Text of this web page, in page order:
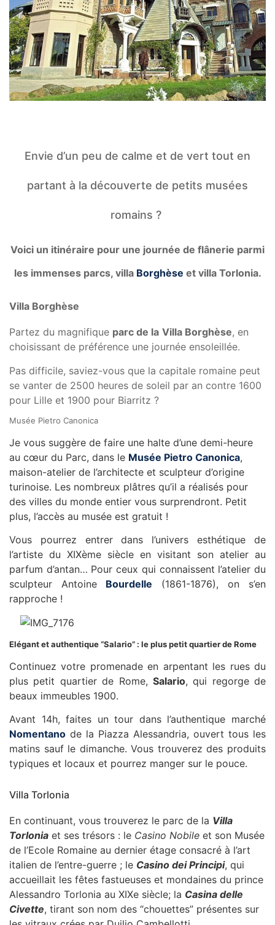
Envie d’un peu de calme et de vert tout en
partant à la découverte de petits musées
romains ?
Voici un itinéraire pour une journée de flânerie parmi
les immenses parcs, villaBorghèse et villa Torlonia.
Villa Borghèse
Partez du magnifique parc de la Villa Borghèse, en
choisissant de préférence une journée ensoleillée.
Pas difficile, saviez-vous que la capitale romaine peut
se vanter de 2500 heures de soleil par an contre 1600
pour Lille et 1900 pour Biarritz ?
Musée Pietro Canonica
Je vous suggère de faire une halte d’une demi-heure
au cœur du Parc, dans le Musée Pietro Canonica,
maison-atelier de l’architecte et sculpteur d’origine
turinoise. Les nombreux plâtres qu’il a réalisés pour
des villes du monde entier vous surprendront. Petit
plus, l’accès au musée est gratuit !
Vous pourrez entrer dans l’univers esthétique de
l’artiste du XIXème siècle en visitant son atelier au
parfum d’antan… Pour ceux qui connaissent l’atelier du
sculpteur Antoine
Bourdelle (1861-1876), on s’en
rapproche !
Elégant et authentique “Salario” : le plus petit quartier de Rome
Continuez votre promenade en arpentant les rues du
plus petit quartier de Rome, Salario, qui regorge de
beaux immeubles 1900.
Avant 14h, faites un tour dans l’authentique marché
Nomentano de la Piazza Alessandria, ouvert tous les
matins sauf le dimanche. Vous trouverez des produits
typiques et locaux et pourrez manger sur le pouce.
Villa Torlonia
En continuant, vous trouverez le parc de la Villa
Torlonia et ses trésors : le Casino Nobile et son Musée
de l’Ecole Romaine au dernier étage consacré à l’art
italien de l’entre-guerre ; le Casino dei Principi, qui
accueillait les fêtes fastueuses et mondaines du prince
Alessandro Torlonia au XIXe siècle; la Casina delle
Civette, tirant son nom des “chouettes” présentes sur